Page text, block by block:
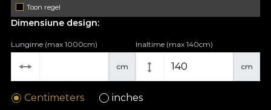
Toon regel
Dimensiune design:
cm
Lungime (max 1000cm)
cm
Inaltime (max 140cm)
Centimeters inches